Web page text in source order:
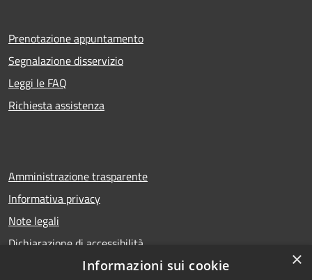
Prenotazione appuntamento
Segnalazione disservizio
Leggi le FAQ
Richiesta assistenza
Amministrazione trasparente
Informativa privacy
Note legali
Dichiarazione di accessibilità
×
Informazioni sui cookie